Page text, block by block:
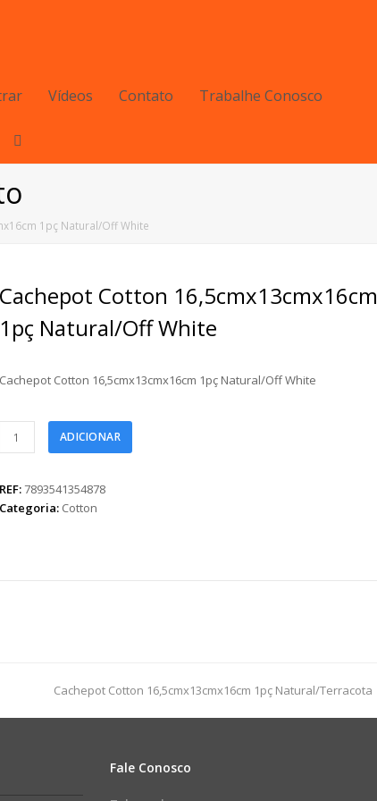
Vídeos Contato Trabalhe Conosco
1pç Natural/Off White
Cachepot Cotton 16,5cmx13cmx16cm
1pç Natural/Off White
Cachepot Cotton 16,5cmx13cmx16cm 1pç Natural/Off White
1pç
Natural/Off
ADICIONAR
REF:7893541354878
Categoria: Cotton
next
Cachepot Cotton 16,5cmx13cmx16cm 1pç Natural/Terracota
Fale Conosco